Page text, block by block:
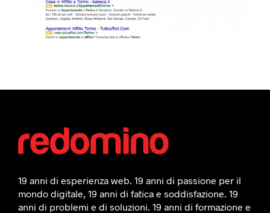
19 anni di esperienza web. 19 anni di passione per il
mondo digitale, 19 anni di fatica e soddisfazione. 19
anni di problemi e di soluzioni. 19 anni di formazione e